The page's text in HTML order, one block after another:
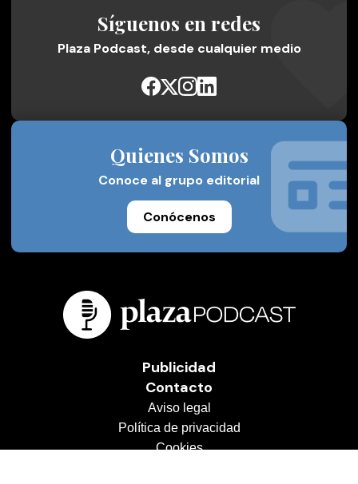
Síguenos en redes
Plaza Podcast, desde cualquier medio
Quienes Somos
Conoce al grupo editorial
Conócenos
Publicidad
Contacto
Aviso legal
Política de privacidad
Cookies